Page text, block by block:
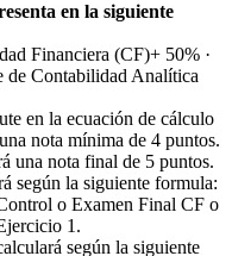
en la siguiente
Financiera (CF)+ 50% ·
de Contabilidad Analítica
en la ecuación de cálculo
nota mínima de 4 puntos.
una nota final de 5 puntos.
según la siguiente formula:
o Examen Final CF o
1.
según la siguiente